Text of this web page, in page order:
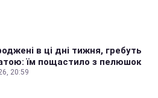
в ці дні тижня, гребуть
їм пощастило з пелюшок
20:59